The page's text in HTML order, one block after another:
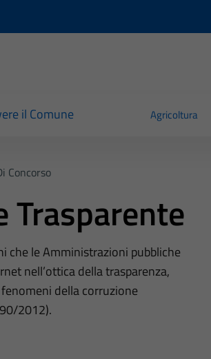
il Comune Agricoltura
Concorso
che le Amministrazioni pubbliche
nell’ottica della trasparenza,
della corruzione
2012).